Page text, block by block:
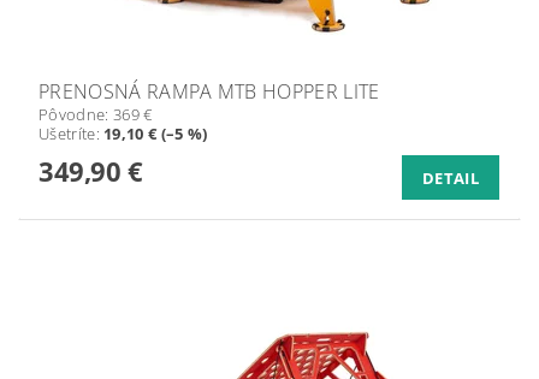
PRENOSNÁ RAMPA MTB HOPPER LITE
Pôvodne: 369 €
Ušetríte: 19,10 € (–5 %)
349,90 € DETAIL